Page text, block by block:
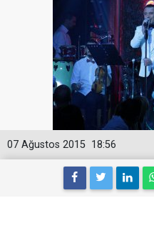
18:56
07 Ağustos 2015